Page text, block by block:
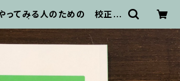
ってみる人のための 校正の